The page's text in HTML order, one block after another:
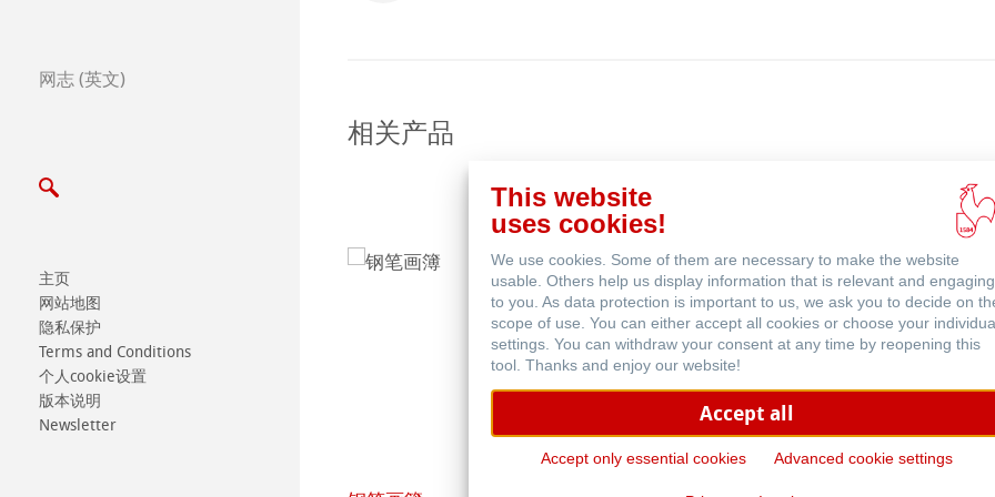
展览会及其他活动 (英文)
网志 (英文)
主页
网站地图
隐私保护
Terms and Conditions
个人cookie设置
版本说明
Newsletter
相关产品
This website
uses cookies!
We use cookies. Some of them are necessary to make the website
usable. Others help us display information that is relevant and engaging
to you. As data protection is important to us, we ask you to decide on
scope of use. You can either accept all cookies or choose your
settings. You can withdraw your consent at any time by reopening this
tool. Thanks and enjoy our website!
Accept all
Accept only essential cookies Advanced cookie settings